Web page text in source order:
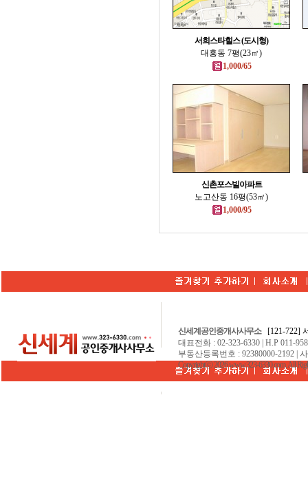
서희스타힐스 (도시형)
대흥동 7평(23㎡)
1,000/65
신촌포스빌아파트
노고산동 16평(53㎡)
1,000/95
신세계공인중개사사무소[121-722]
대표전화 : 02-323-6330 | H.P 011-
부동산등록번호 : 92380000-2192 |
Copyrightⓒ 2026 www.323-6330.com. All